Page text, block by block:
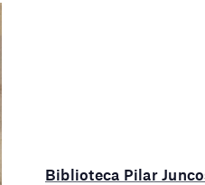
Biblioteca Pilar